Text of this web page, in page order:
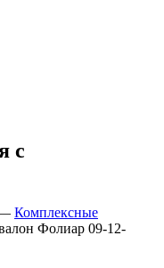
с
Комплексные
Фолиар 09-12-